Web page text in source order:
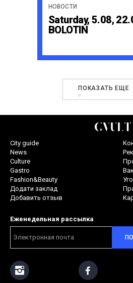
НОВОСТИ
Saturday, 5.08,
BOLOTIN
ПОКАЗАТЬ ЕЩЕ
City guide
News
Culture
Gastro
Fashion&Beauty
Додати заклад
Добавить отзыв
Еженедельная рассылка